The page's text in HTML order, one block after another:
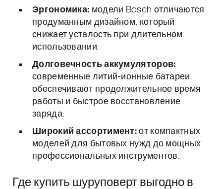
Эргономика: модели Bosch отличаются
продуманным дизайном, который
снижает усталость при длительном
использовании.
Долговечность аккумуляторов:
современные литий-ионные батареи
обеспечивают продолжительное время
работы и быстрое восстановление
заряда.
Широкий ассортимент: от компактных
моделей для бытовых нужд до мощных
профессиональных инструментов.
Где купить шуруповерт выгодно в